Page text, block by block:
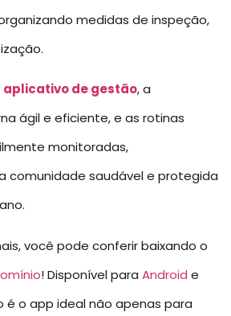
medidas de inspeção,
aplicativo de gestão, a
ágil e eficiente, e as rotinas
monitoradas,
comunidade saudável e protegida
você pode conferir baixando o
! Disponível para Android e
é o app ideal não apenas para